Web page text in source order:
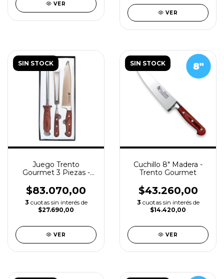
VER
VER
SIN STOCK
Juego Trento
Gourmet 3 Piezas -
$83.070,00
3 cuotas sin interés de
$27.690,00
VER
SIN STOCK
Cuchillo 8" Madera -
Trento Gourmet
$43.260,00
3 cuotas sin interés de
$14.420,00
VER